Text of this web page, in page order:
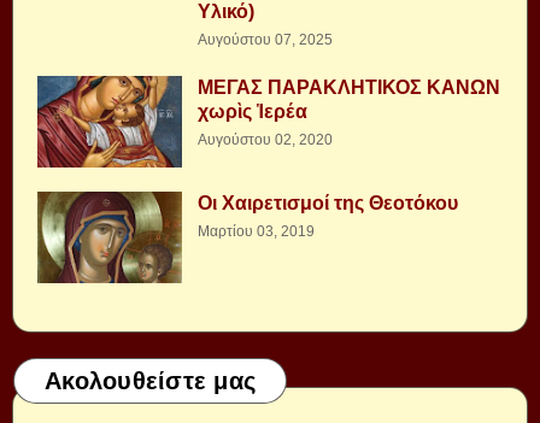
Υλικό)
Αυγούστου 07, 2025
ΜΕΓΑΣ ΠΑΡΑΚΛΗΤΙΚΟΣ ΚΑΝΩΝ
χωρὶς Ἱερέα
Αυγούστου 02, 2020
Οι Χαιρετισμοί της Θεοτόκου
Μαρτίου 03, 2019
Ακολουθείστε μας